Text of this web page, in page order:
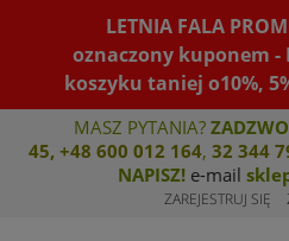
LETNIA FALA
oznaczony kuponem -
koszyku taniej o10%,
MASZ PYTANIA?
45, +48 600 012 164, 32 344
NAPISZ! e-mail
ZAREJESTRUJ SIĘ